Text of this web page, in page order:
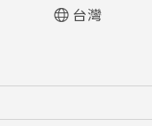
English - User manual
台灣